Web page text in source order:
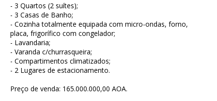
- 3 Quartos (2 suítes);
- 3 Casas de Banho;
- Cozinha totalmente equipada com micro-ondas, forno,
placa, frigorífico com congelador;
- Lavandaria;
- Varanda c/churrasqueira;
- Compartimentos climatizados;
- 2 Lugares de estacionamento.
Preço de venda: 165.000.000,00 AOA.